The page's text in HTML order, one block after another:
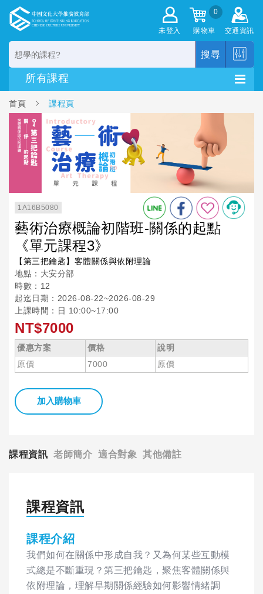
未登入
0
購物車 交通資訊
搜尋
首頁 課程頁
1A16B5080
藝術治療概論初階班-關係的起點
《單元課程3》
【第三把鑰匙】客體關係與依附理論
地點：大安分部
時數：12
起迄日期：2026-08-22~2026-08-29
上課時間：日 10:00~17:00
NT$7000
優惠方案 價格
說明
原價
7000 原價
加入購物車
課程資訊 老師簡介 適合對象 其他備註
課程資訊
課程介紹
我們如何在關係中形成自我？又為何某些互動模
式總是不斷重現？第三把鑰匙，聚焦客體關係與
依附理論，理解早期關係經驗如何影響情緒調